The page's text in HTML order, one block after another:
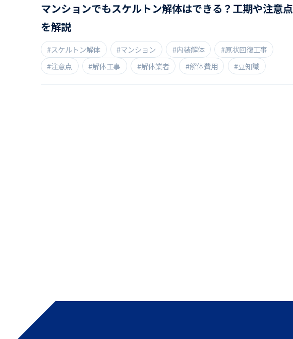
マンションでもスケルトン解体はできる？工期や注意点
を解説
#スケルトン解体 #マンション #内装解体
#原状回復工事
#注意点
#解体工事 #解体業者 #解体費用 #豆知識